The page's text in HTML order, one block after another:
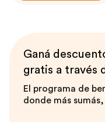
Ganá
gratis a través
El programa de
donde más